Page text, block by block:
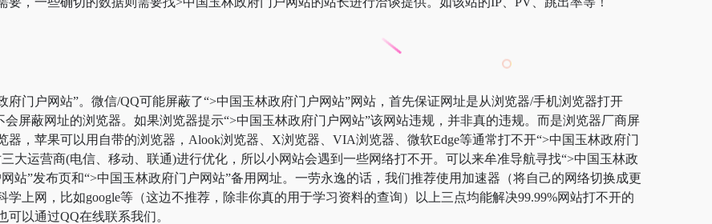
门户网站”。微信/QQ可能屏蔽了“>中国玉林政府门户网站”网站，首先保证网址是从浏览器/手机浏览器打开
屏蔽网址的浏览器。如果浏览器提示“>中国玉林政府门户网站”该网站违规，并非真的违规。而是浏览器厂商屏
，苹果可以用自带的浏览器，Alook浏览器、X浏览器、VIA浏览器、微软Edge等通常打不开“>中国玉林政府门
大运营商(电信、移动、联通)进行优化，所以小网站会遇到一些网络打不开。可以来牟准导航寻找“>中国玉林政
站”发布页和“>中国玉林政府门户网站”备用网址。一劳永逸的话，我们推荐使用加速器（将自己的网络切换成更
上网，比如google等（这边不推荐，除非你真的用于学习资料的查询）以上三点均能解决99.99%网站打不开的
以通过QQ在线联系我们。